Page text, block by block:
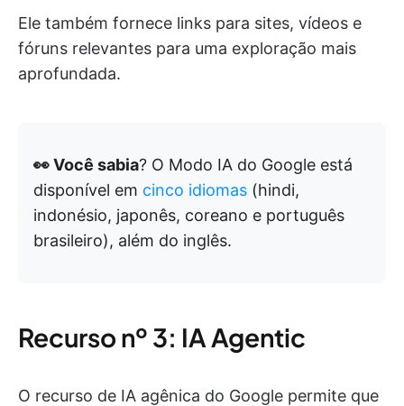
Ele também fornece links para sites, vídeos e
fóruns relevantes para uma exploração mais
aprofundada.
👀 Você sabia? O Modo IA do Google está
disponível em cinco idiomas (hindi,
indonésio, japonês, coreano e português
brasileiro), além do inglês.
Recurso nº 3: IA Agentic
O recurso de IA agênica do Google permite que